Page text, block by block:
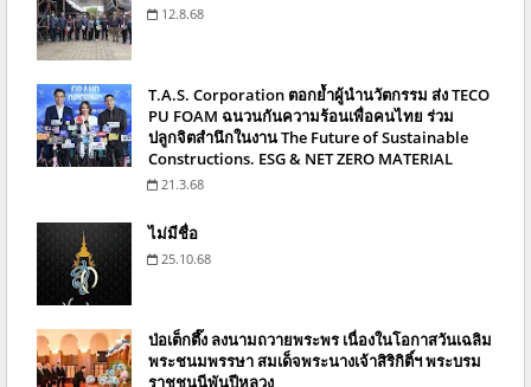
12.8.68
T.A.S. Corporation ตอกย้ำผู้นำนวัตกรรม ส่ง TECO
PU FOAM ฉนวนกันความร้อนเพื่อคนไทย ร่วม
ปลูกจิตสำนึกในงาน The Future of Sustainable
Constructions. ESG & NET ZERO MATERIAL
21.3.68
ไม่มีชื่อ
25.10.68
ป่อเต็กตึ๊ง ลงนามถวายพระพร เนื่องในโอกาสวันเฉลิม
พระชนมพรรษา สมเด็จพระนางเจ้าสิริกิติ์ฯ พระบรม
ราชชนนีพันปีหลวง